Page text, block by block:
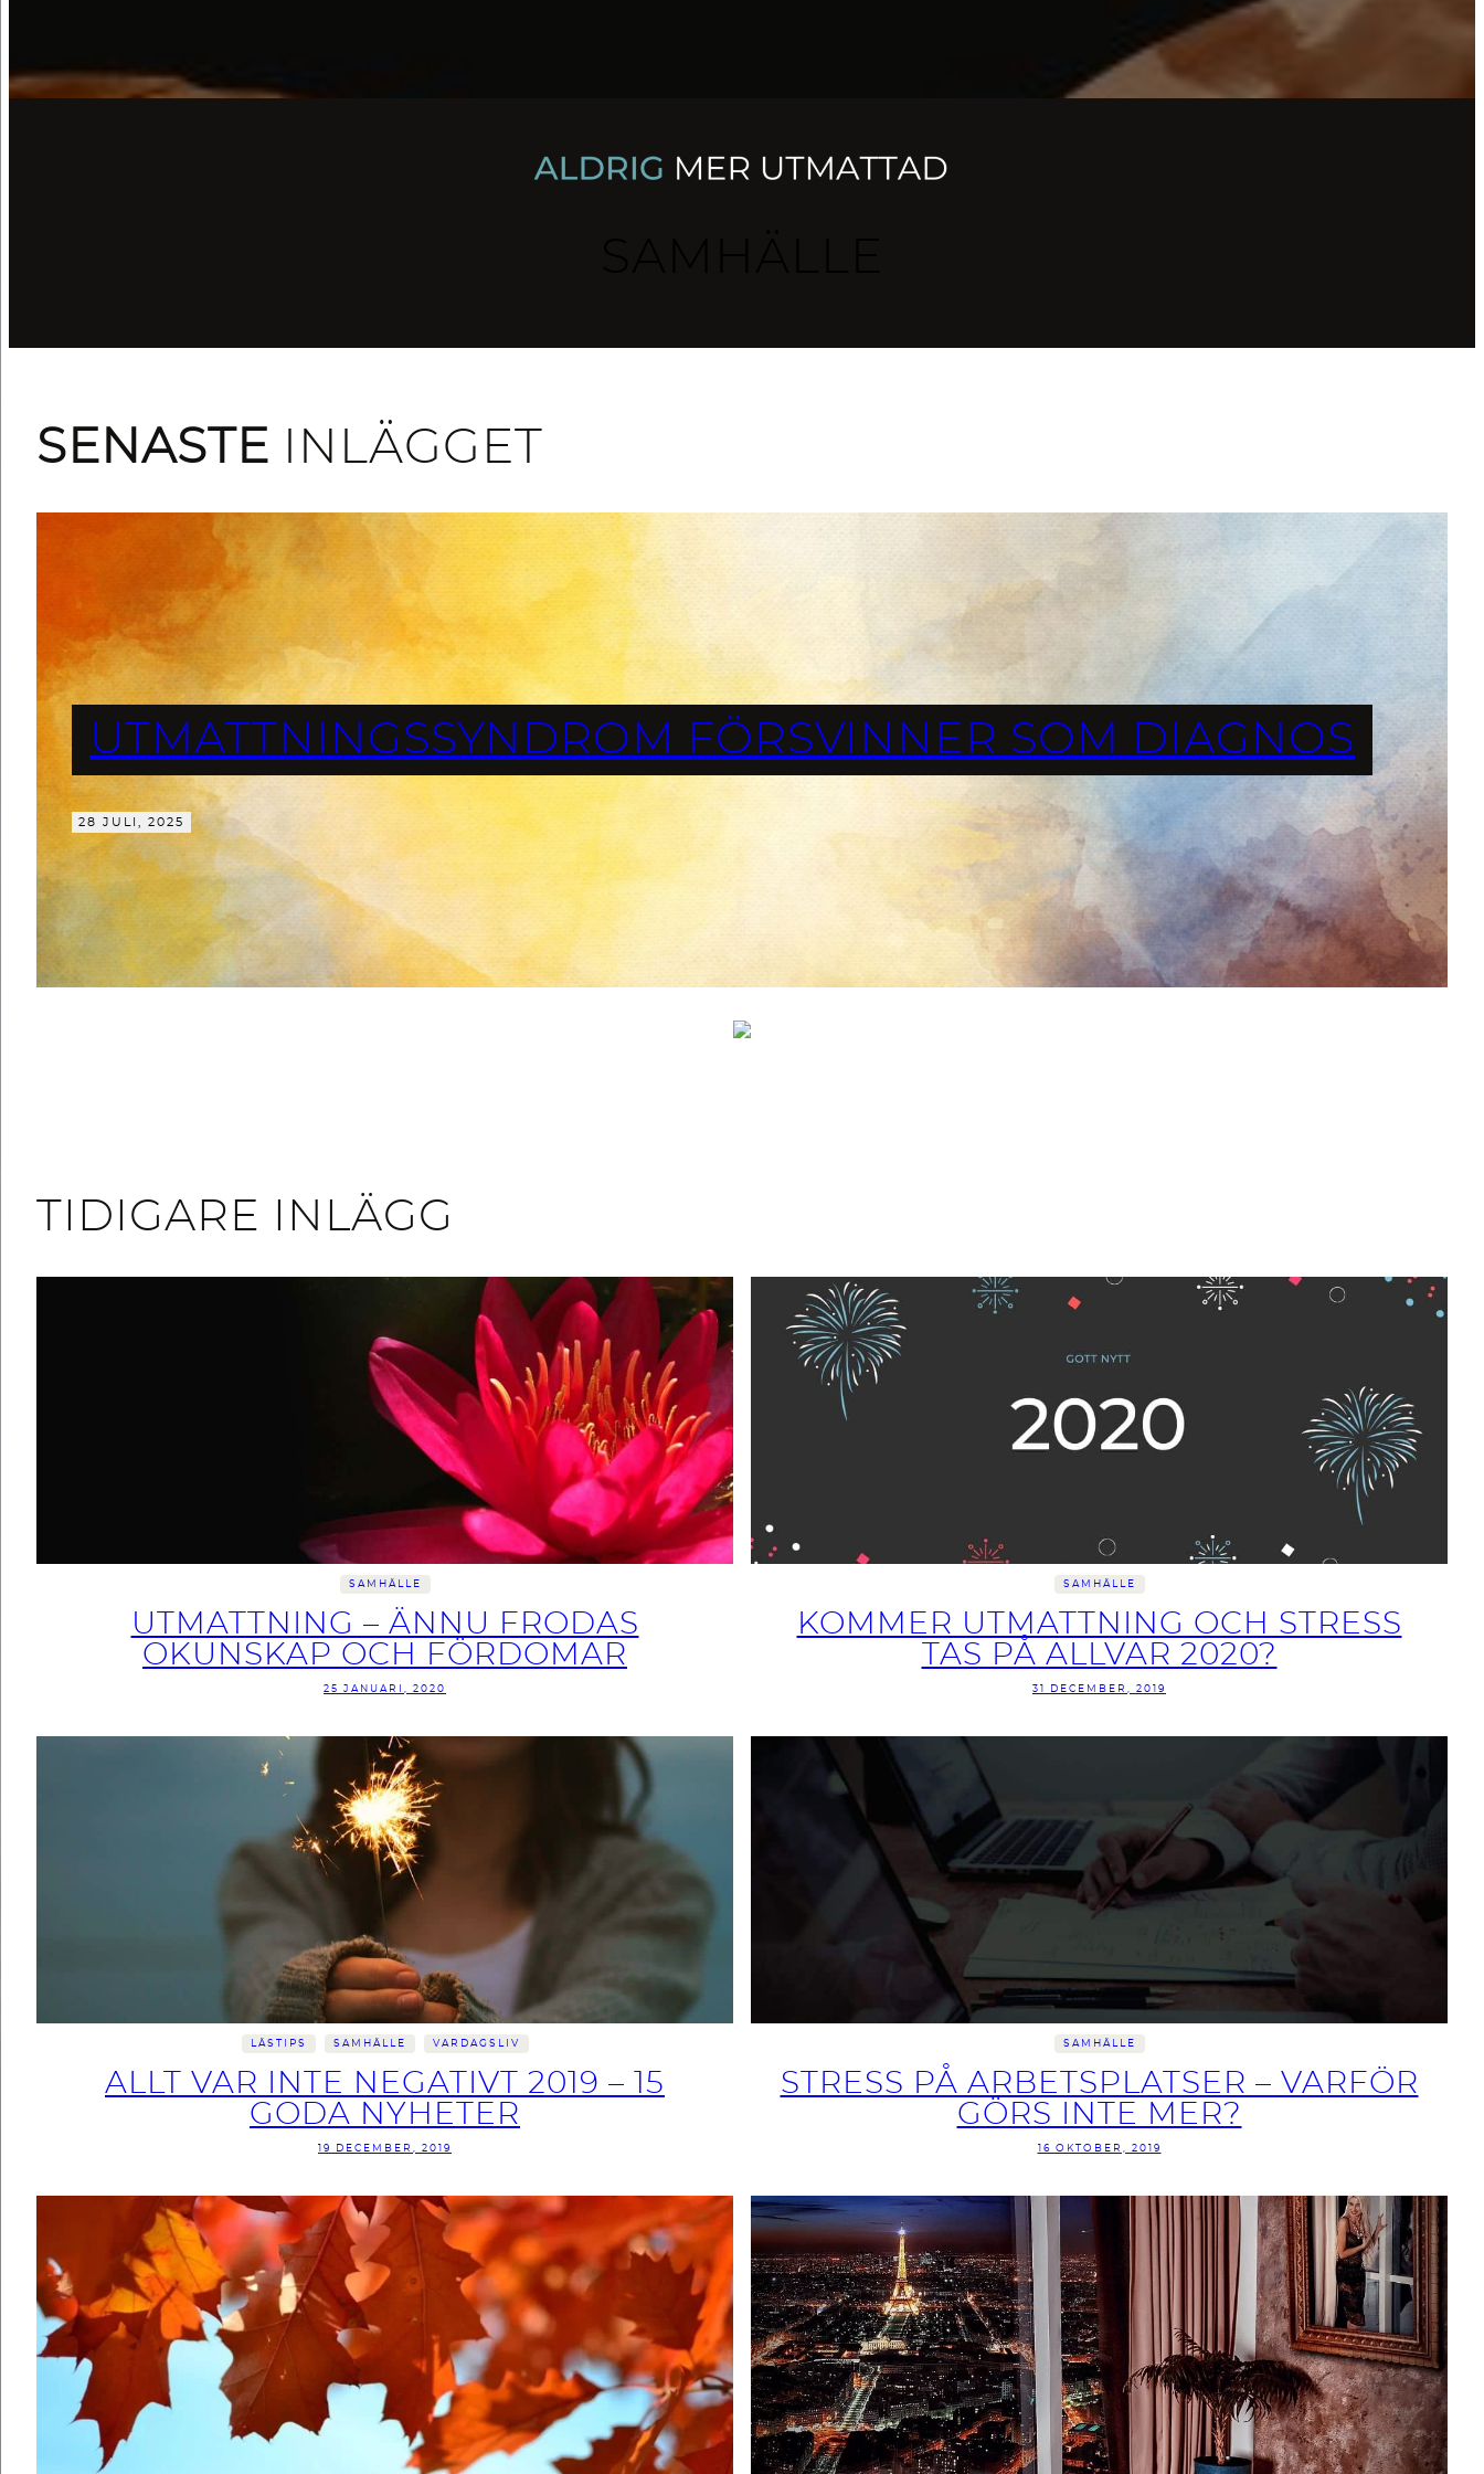
SENASTE INLÄGGET
UTMATTNINGSSYNDROM FÖRSVINNER SOM DIAGNOS
28 JULI, 2025
TIDIGARE INLÄGG
SAMHÄLLE
UTMATTNING – ÄNNU FRODAS
OKUNSKAP OCH FÖRDOMAR
25 JANUARI, 2020
SAMHÄLLE
KOMMER UTMATTNING OCH STRESS
TAS PÅ ALLVAR 2020?
31 DECEMBER, 2019
LÄSTIPS SAMHÄLLE VARDAGSLIV
ALLT VAR INTE NEGATIVT 2019 – 15
GODA NYHETER
19 DECEMBER, 2019
SAMHÄLLE
STRESS PÅ ARBETSPLATSER – VARFÖR
GÖRS INTE MER?
16 OKTOBER, 2019